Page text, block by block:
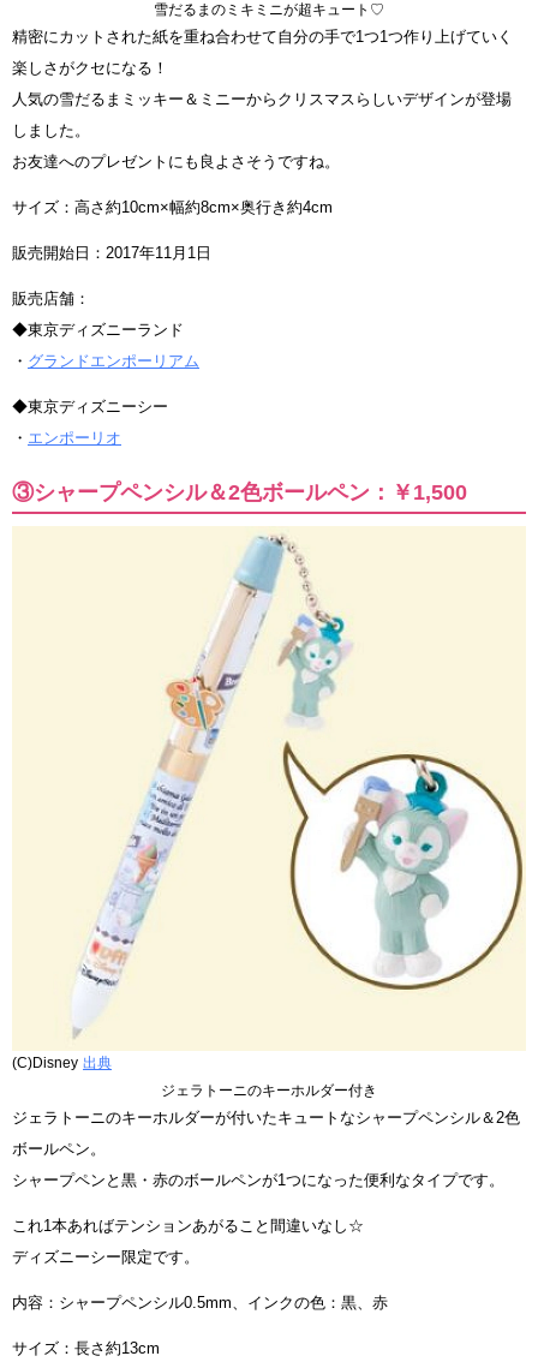
雪だるまのミキミニが超キュート♡
精密にカットされた紙を重ね合わせて自分の手で1つ1つ作り上げていく
楽しさがクセになる！
人気の雪だるまミッキー＆ミニーからクリスマスらしいデザインが登場
しました。
お友達へのプレゼントにも良よさそうですね。
サイズ：高さ約10cm×幅約8cm×奥行き約4cm
販売開始日：2017年11月1日
販売店舗：
◆東京ディズニーランド
・ グランドエンポーリアム
◆東京ディズニーシー
・ エンポーリオ
③シャープペンシル＆2色ボールペン：￥1,500
(C)Disney 出典
ジェラトーニのキーホルダー付き
ジェラトーニのキーホルダーが付いたキュートなシャープペンシル＆2色
ボールペン。
シャープペンと黒・赤のボールペンが1つになった便利なタイプです。
これ1本あればテンションあがること間違いなし☆
ディズニーシー限定です。
内容：シャープペンシル0.5mm、インクの色：黒、赤
サイズ：長さ約13cm